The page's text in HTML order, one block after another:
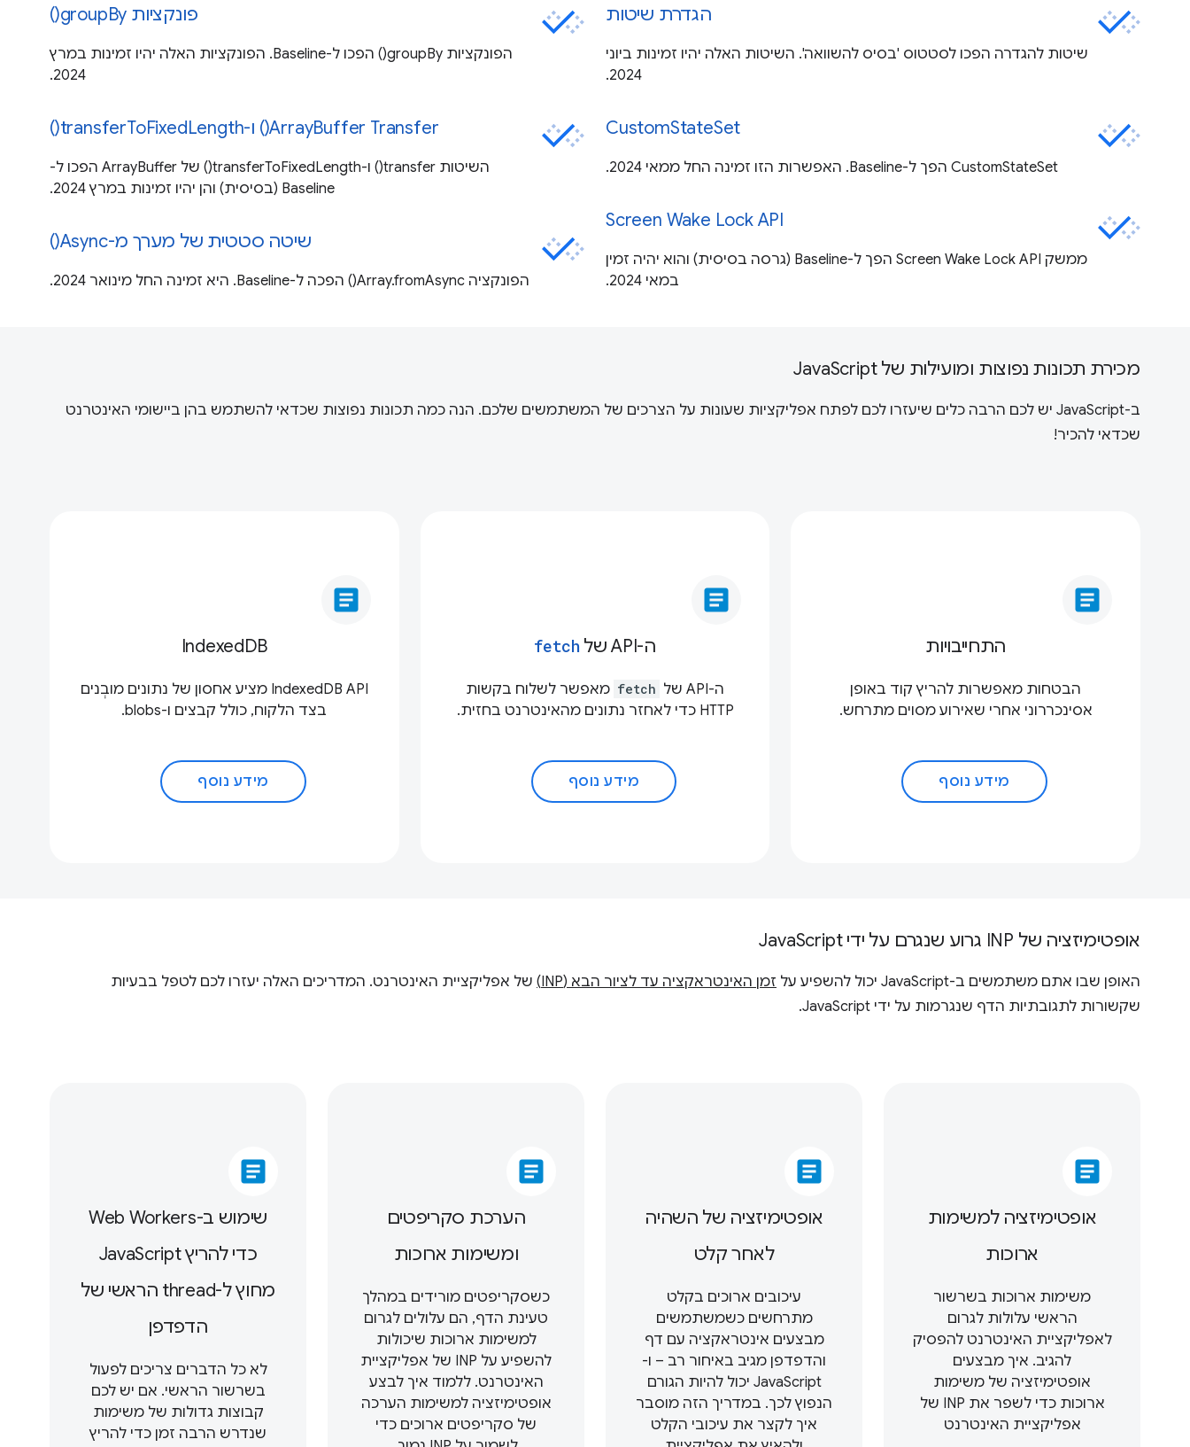
הגדרת שיטות
שיטות להגדרה הפכו לסטטוס 'בסיס להשוואה'. השיטות האלה יהיו זמינות ביוני
2024.
CustomStateSet
CustomStateSet הפך ל-Baseline. האפשרות הזו זמינה החל ממאי 2024.
Screen Wake Lock API
ממשק Screen Wake Lock API הפך ל-Baseline (גרסה בסיסית) והוא יהיה זמין
במאי 2024.
פונקציות groupBy()
הפונקציות groupBy() הפכו ל-Baseline. הפונקציות האלה יהיו זמינות במרץ
2024.
ArrayBuffer Transfer() ו-transferToFixedLength()
השיטות transfer() ו-transferToFixedLength() של ArrayBuffer הפכו ל-
Baseline (בסיסית) והן יהיו זמינות במרץ 2024.
שיטה סטטית של מערך מ-Async()
הפונקציה Array.fromAsync() הפכה ל-Baseline. היא זמינה החל מינואר 2024.
מכירת תכונות נפוצות ומועילות של JavaScript
ב-JavaScript יש לכם הרבה כלים שיעזרו לכם לפתח אפליקציות שעונות על הצרכים של המשתמשים שלכם. הנה כמה תכונות נפוצות שכדאי להשתמש בהן ביישומי האינטרנט
שכדאי להכיר!
article
התחייבויות
הבטחות מאפשרות להריץ קוד באופן
אסינכררוני אחרי שאירוע מסוים מתרחש.
מידע נוסף
article
ה-API של fetch
ה-API של fetch מאפשר לשלוח בקשות
HTTP כדי לאחזר נתונים מהאינטרנט בחזית.
מידע נוסף
article
IndexedDB
IndexedDB API מציע אחסון של נתונים מובְנים
בצד הלקוח, כולל קבצים ו-blobs.
מידע נוסף
אופטימיזציה של INP גרוע שנגרם על ידי JavaScript
האופן שבו אתם משתמשים ב-JavaScript יכול להשפיע על זמן האינטראקציה עד לציור הבא (INP)
של אפליקציית האינטרנט. המדריכים האלה יעזרו לכם לטפל בבעיות
שקשורות לתגובתיות הדף שנגרמות על ידי JavaScript.
article
אופטימיזציה למשימות
ארוכות
משימות ארוכות בשרשור
הראשי עלולות לגרום
לאפליקציית האינטרנט להפסיק
להגיב. איך מבצעים
אופטימיזציה של משימות
ארוכות כדי לשפר את INP של
אפליקציית האינטרנט
article
אופטימיזציה של השהיה
לאחר קלט
עיכובים ארוכים בקלט
מתרחשים כשמשתמשים
מבצעים אינטראקציה עם דף
והדפדפן מגיב באיחור רב – ו-
JavaScript יכול להיות הגורם
הנפוץ לכך. במדריך הזה מוסבר
איך לקצר את עיכובי הקלט
article
הערכת סקריפטים
ומשימות ארוכות
כשסקריפטים מורידים במהלך
טעינת הדף, הם עלולים לגרום
למשימות ארוכות שיכולות
להשפיע על INP של אפליקציית
האינטרנט. ללמוד איך לבצע
אופטימיזציה למשימות הערכה
של סקריפטים ארוכים כדי
article
שימוש ב-Web Workers
כדי להריץ JavaScript
מחוץ ל-thread הראשי של
הדפדפן
לא כל הדברים צריכים לפעול
בשרשור הראשי. אם יש לכם
קבוצות גדולות של משימות
שנדרש הרבה זמן כדי להריץ